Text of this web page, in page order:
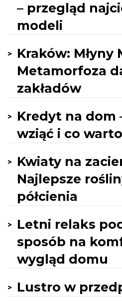
– przegląd
modeli
Kraków: Młyny
Metamorfoza
zakładów
Kredyt na dom
wziąć i co
Kwiaty na
Najlepsze
półcienia
Letni relaks
sposób na
wygląd domu
Lustro w